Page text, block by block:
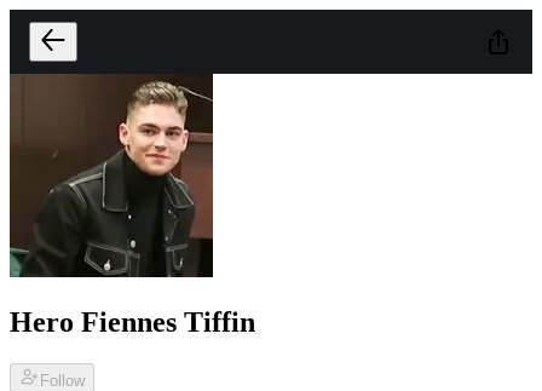
Hero Fiennes Tiffin
Follow